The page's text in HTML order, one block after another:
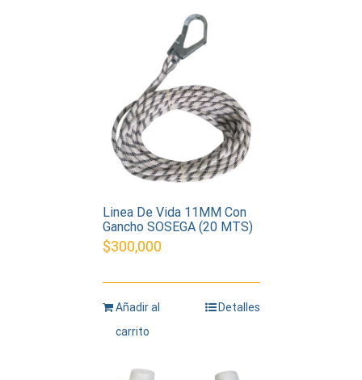
Linea De Vida 11MM Con
Gancho SOSEGA (20 MTS)
$300,000
Añadir al
carrito
Detalles